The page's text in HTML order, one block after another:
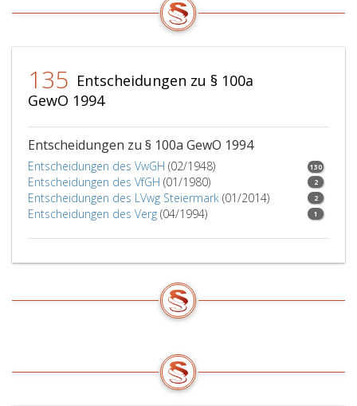
135 Entscheidungen zu § 100a
GewO 1994
Entscheidungen zu § 100a GewO 1994
Entscheidungen des VwGH (02/1948) 130
Entscheidungen des VfGH (01/1980) 2
Entscheidungen des LVwg Steiermark (01/2014) 2
Entscheidungen des Verg (04/1994) 1